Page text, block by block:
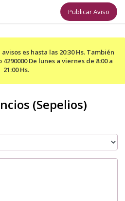
Publicar Aviso
es hasta las 20:30 Hs. También
De lunes a viernes de 8:00 a
21:00 Hs.